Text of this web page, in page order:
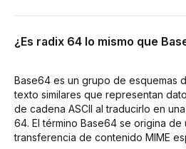
¿Es radix 64 lo mismo que
Base64 es un grupo de esquemas
texto similares que representan
de cadena ASCII al traducirlo en
64. El término Base64 se origina
transferencia de contenido MIME